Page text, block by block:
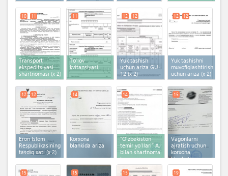
Transport
ekspeditsiyasi
shartnomasi (x 2)
10 11
To'lov
kvitansiyasi
11
Yuk tashish
uchun ariza GU-
12 (x 2)
12 12
Yuk tashishni
muvofiqlashtirish
uchun ariza (x 2)
12 12
Eron Islom
Respublikasining
tasdiq xati(x 2)
12 12
Korxona
blankida ariza
14
“O‘zbekiston
temir yo‘llari” AJ
bilan shartnoma
tuzgan
ekspeditordan
kod xabarnoma
14
Vagonlarni
ajratish uchun
korxona
blankida ariza
15
15 15 15 19